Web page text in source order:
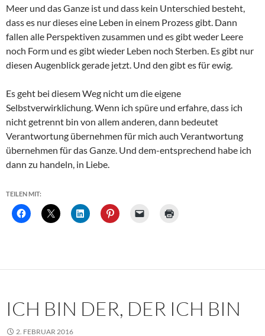
Meer und das Ganze ist und dass kein Unterschied besteht,
dass es nur dieses eine Leben in einem Prozess gibt. Dann
fallen alle Perspektiven zusammen und es gibt weder Leere
noch Form und es gibt wieder Leben noch Sterben. Es gibt nur
diesen Augenblick gerade jetzt. Und den gibt es für ewig.
Es geht bei diesem Weg nicht um die eigene
Selbstverwirklichung. Wenn ich spüre und erfahre, dass ich
nicht getrennt bin von allem anderen, dann bedeutet
Verantwortung übernehmen für mich auch Verantwortung
übernehmen für das Ganze. Und dem-entsprechend habe ich
dann zu handeln, in Liebe.
TEILEN MIT:
ICH BIN DER, DER ICH BIN
2. FEBRUAR 2016